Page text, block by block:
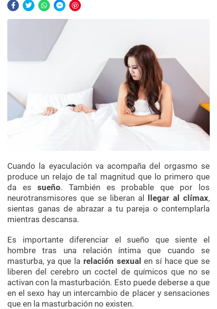
Cuando la eyaculación va acompaña del orgasmo se
produce un relajo de tal magnitud que lo primero que
da essueño. También es probable que por los
neurotransmisores que se liberan al llegar al clímax,
sientas ganas de abrazar a tu pareja o contemplarla
mientras descansa.
Es importante diferenciar el sueño que siente el
hombre tras una relación íntima que cuando se
masturba, ya que la relación sexual en sí hace que se
liberen del cerebro un coctel de químicos que no se
activan con la masturbación. Esto puede deberse a que
en el sexo hay un intercambio de placer y sensaciones
que en la masturbación no existen.